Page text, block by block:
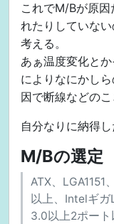
これでM/Bが原
れたりしていな
考える。
あぁ温度変化と
によりなにかし
因で断線などの
自分なりに納得
M/Bの選定
ATX、
以上、Intelギガ
3.0以上2ポー